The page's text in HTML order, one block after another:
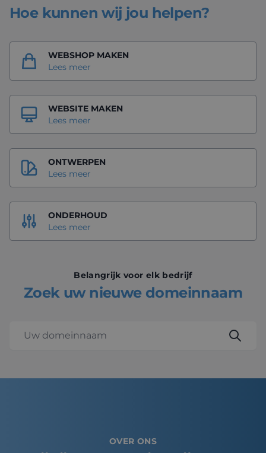
Hoe kunnen wij jou helpen?
WEBSHOP MAKEN
Lees meer
WEBSITE MAKEN
Lees meer
ONTWERPEN
Lees meer
ONDERHOUD
Lees meer
Belangrijk voor elk bedrijf
Zoek uw nieuwe domeinnaam
OVER ONS